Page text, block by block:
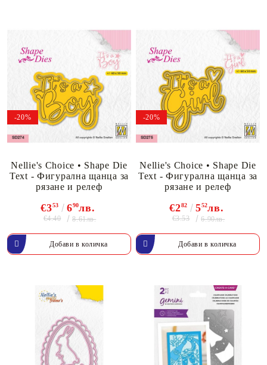
-20%
Nellie's Choice • Shape Die
Text - Фигурална щанца за
рязане и релеф
€353 690лв.
€4.40 8.61лв.
-20%
Nellie's Choice • Shape Die
Text - Фигурална щанца за
рязане и релеф
€282 552лв.
€3.53 6.90лв.